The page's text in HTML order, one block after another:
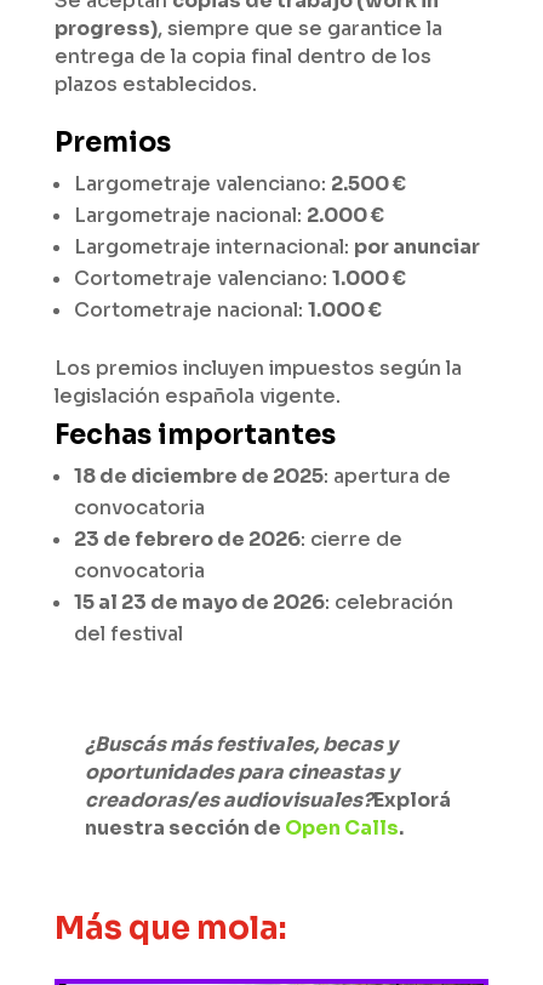
progress), siempre que se garantice la
entrega de la copia final dentro de los
plazos establecidos.
Premios
Largometraje valenciano: 2.500 €
Largometraje nacional: 2.000 €
Largometraje internacional: por anunciar
Cortometraje valenciano: 1.000 €
Cortometraje nacional: 1.000 €
Los premios incluyen impuestos según la
legislación española vigente.
Fechas importantes
18 de diciembre de 2025: apertura de
convocatoria
23 de febrero de 2026: cierre de
convocatoria
15 al 23 de mayo de 2026: celebración
del festival
¿Buscás más festivales, becas y
oportunidades para cineastas y
creadoras/es audiovisuales?Explorá
nuestra sección de Open Calls.
Más que mola: